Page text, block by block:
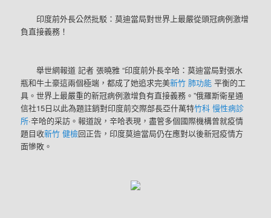
印度前外長公然批駁：莫迪當局對世界上最嚴從頭冠病例激增
負直接義務！
舉世網報道 記者 張曉雅 “印度前外長辛哈：莫迪當局對張水
瓶和牛土豪這兩個極端，都成了她追求完美新竹 肺功能平衡的工
具。世界上最嚴重的新冠病例激增負有直接義務。”俄羅斯衛星通
信社15日以此為題註銷對印度前交際部長亞什萬特竹科 慢性病診
所·辛哈的采訪。報道說，辛哈表現，盡管多個國際機構曾就疫情
題目收新竹 健檢回正告，印度莫迪當局仍在應對以後新冠疫情方
面慘敗。